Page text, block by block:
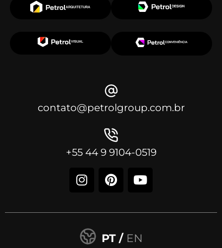
contato@petrolgroup.com.br
+55 44 9 9104-0519
PT / EN